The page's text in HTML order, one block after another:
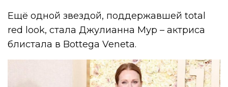
Ещё одной звездой, поддержавшей total
red look, стала Джулианна Мур – актриса
блистала в Bottega Veneta.